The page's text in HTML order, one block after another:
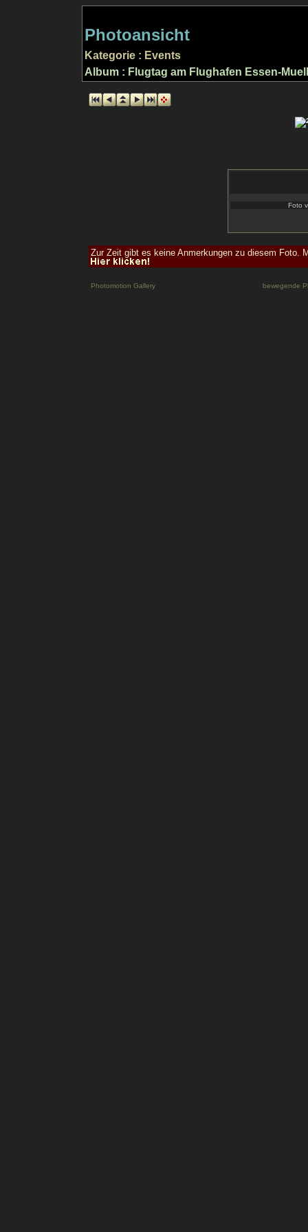
Photoansicht
Kategorie : Events
Album : Flugtag am Flughafen Essen-
Foto
Zur Zeit gibt es keine Anmerkungen zu diesem Foto.
Photomotion Gallery bewegende